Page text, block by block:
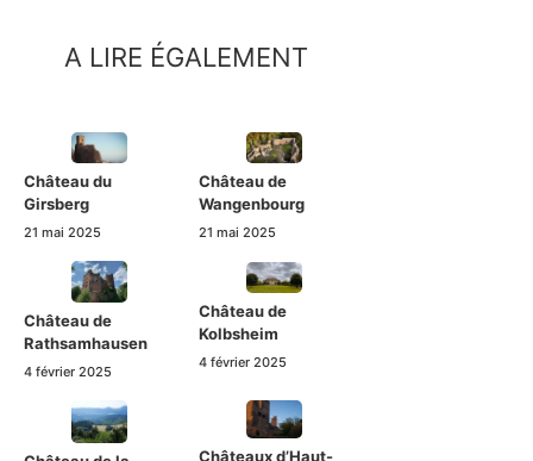
A LIRE ÉGALEMENT
Château du
Girsberg
21 mai 2025
Château de
Wangenbourg
21 mai 2025
Château de
Rathsamhausen
4 février 2025
Château de
Kolbsheim
4 février 2025
Châteaux d’Haut-